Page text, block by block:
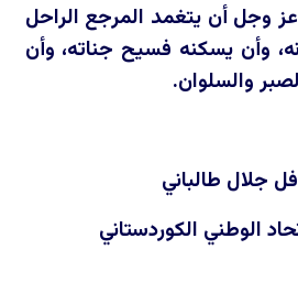
عز وجل أن يتغمد المرجع الراحل
وأن يسكنه فسيح جناته، وأن
والسلوان.
جلال طالباني
الوطني الكوردستاني